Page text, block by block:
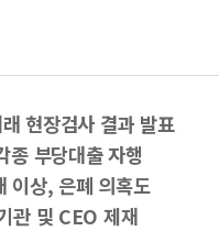
현장검사 결과 발표
종 부당대출 자행
이상, 은폐 의혹도
관 및 CEO 제재